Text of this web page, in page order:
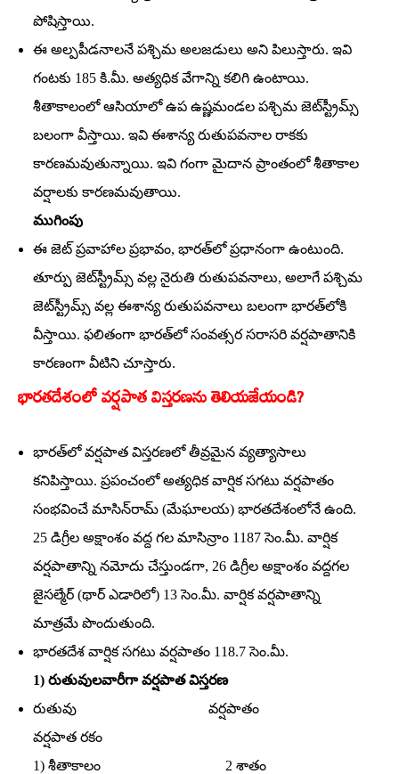
పోషిస్తాయి.
ఈ అల్పపీడనాలనే పశ్చిమ అలజడులు అని పిలుస్తారు. ఇవి
గంటకు 185 కి.మీ. అత్యధిక వేగాన్ని కలిగి ఉంటాయి.
శీతాకాలంలో ఆసియాలో ఉప ఉష్ణమండల పశ్చిమ జెట్‌స్ట్రీమ్స్‌
బలంగా వీస్తాయి. ఇవి ఈశాన్య రుతుపవనాల రాకకు
కారణమవుతున్నాయి. ఇవి గంగా మైదాన ప్రాంతంలో శీతాకాల
వర్షాలకు కారణమవుతాయి.
ముగింపు
ఈ జెట్‌ ప్రవాహాల ప్రభావం, భారత్‌లో ప్రధానంగా ఉంటుంది.
తూర్పు జెట్‌స్ట్రీమ్స్‌ వల్ల నైరుతి రుతుపవనాలు, అలాగే పశ్చిమ
జెట్‌స్ట్రీమ్స్‌ వల్ల ఈశాన్య రుతుపవనాలు బలంగా భారత్‌లోకి
వీస్తాయి. ఫలితంగా భారత్‌లో సంవత్సర సరాసరి వర్షపాతానికి
కారణంగా వీటిని చూస్తారు.
భారతదేశంలో వర్షపాత విస్తరణను తెలియజేయండి?
భారత్‌లో వర్షపాత విస్తరణలో తీవ్రమైన వ్యత్యాసాలు
కనిపిస్తాయి. ప్రపంచంలో అత్యధిక వార్షిక సగటు వర్షపాతం
సంభవించే మాసిన్‌రామ్‌ (మేఘాలయ) భారతదేశంలోనే ఉంది.
25 డిగ్రీల అక్షాంశం వద్ద గల మాసిన్రాం 1187 సెం.మీ. వార్షిక
వర్షపాతాన్ని నమోదు చేస్తుండగా, 26 డిగ్రీల అక్షాంశం వద్దగల
జైసల్మేర్‌ (థార్‌ ఎడారిలో) 13 సెం.మీ. వార్షిక వర్షపాతాన్ని
మాత్రమే పొందుతుంది.
భారతదేశ వార్షిక సగటు వర్షపాతం 118.7 సెం.మీ.
1) రుతువులవారీగా వర్షపాత విస్తరణ
రుతువు వర్షపాతం
వర్షపాత రకం
1) శీతాకాలం 2 శాతం